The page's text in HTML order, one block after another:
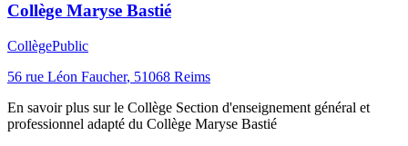
Collège Maryse Bastié
CollègePublic
56 rue Léon Faucher, 51068 Reims
En savoir plus sur le Collège Section d'enseignement général et
professionnel adapté du Collège Maryse Bastié